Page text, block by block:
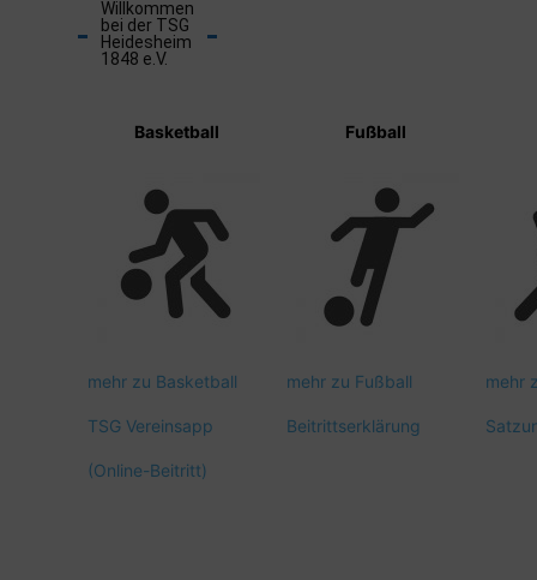
Willkommen
bei der TSG
Heidesheim
1848 e.V.
Basketball Fußball
mehr zu Basketball mehr zu Fußball mehr
TSG Vereinsapp Beitrittserklärung
(Online-Beitritt)